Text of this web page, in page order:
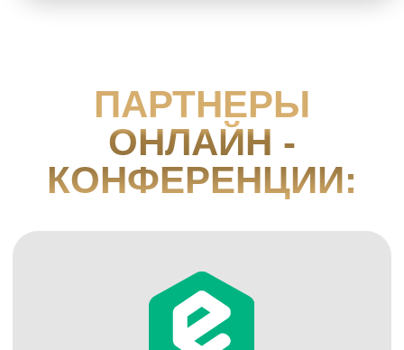
ЧАСТЫЕ ВОПРОСЫ:
"Здесь бухгалтеры
будущего"